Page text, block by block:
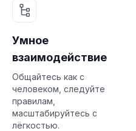
Умное
взаимодействие
Общайтесь как с
человеком, следуйте
правилам,
масштабируйтесь с
лёгкостью.